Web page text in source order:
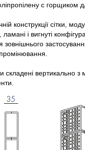
c горщиком
конструкції сітки,
і вигнуті
зовнішнього
складені вертикально